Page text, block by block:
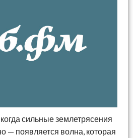
сильные землетрясения
— появляется волна, которая